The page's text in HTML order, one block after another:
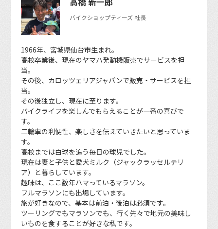
バイクショップティーズ 社長
1966年、宮城県仙台市生まれ。
高校卒業後、現在のヤマハ発動機販売でサービスを担
当。
その後、カロッツェリアジャパンで販売・サービスを担
当。
その後独立し、現在に至ります。
バイクライフを楽しんでもらえることが一番の喜びで
す。
二輪車の利便性、楽しさを伝えていきたいと思っていま
す。
高校までは白球を追う毎日の球児でした。
現在は妻と子供と愛犬ミルク（ジャックラッセルテリ
ア）と暮らしています。
趣味は、ここ数年ハマっているマラソン。
フルマラソンにも出場しています。
旅が好きなので、基本は前泊・後泊は必須です。
ツーリングでもマラソンでも、行く先々で地元の美味し
いものを食することが好きな私です。